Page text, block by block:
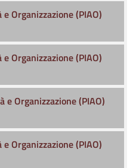
Organizzazione (PIAO)
Organizzazione (PIAO)
Organizzazione (PIAO)
Organizzazione (PIAO)